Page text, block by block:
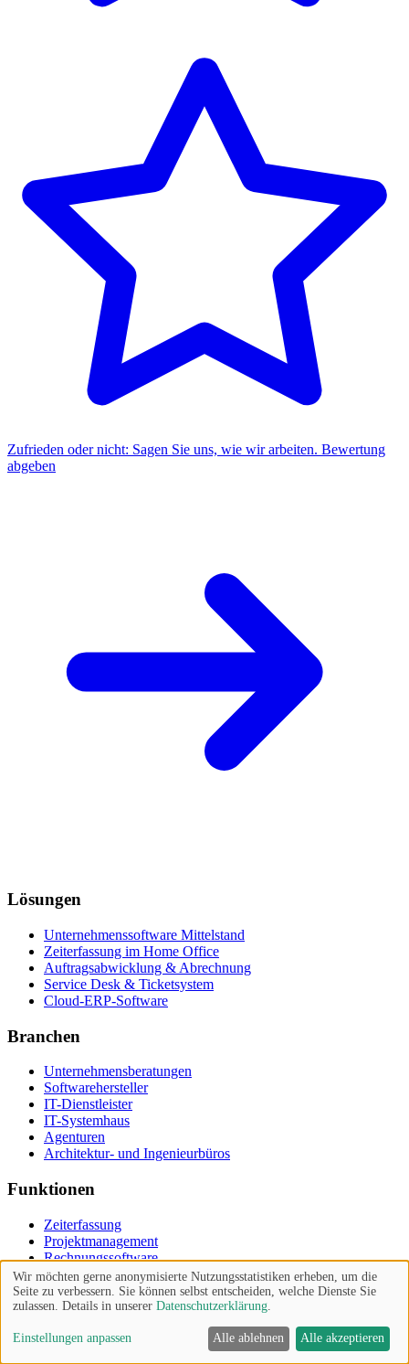
Zufrieden oder nicht: Sagen Sie uns, wie wir arbeiten. Bewertung
abgeben
Lösungen
Unternehmenssoftware Mittelstand
Zeiterfassung im Home Office
Auftragsabwicklung & Abrechnung
Service Desk & Ticketsystem
Cloud-ERP-Software
Branchen
Unternehmensberatungen
Softwarehersteller
IT-Dienstleister
IT-Systemhaus
Agenturen
Architektur- und Ingenieurbüros
Funktionen
Zeiterfassung
Projektmanagement
Rechnungssoftware
CRM
Teamwork
Ticketsystem
Arbeitsplatzmanagement
Wir möchten gerne anonymisierte Nutzungsstatistiken erheben, um die
Seite zu verbessern. Sie können selbst entscheiden, welche Dienste Sie
zulassen. Details in unserer Datenschutzerklärung
Einstellungen anpassen Alle ablehnen Alle akzeptieren